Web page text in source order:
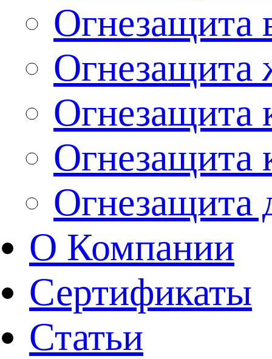
Огнезащита
Огнезащита
Огнезащита
Огнезащита
Огнезащита
О Компании
Сертификаты
Статьи